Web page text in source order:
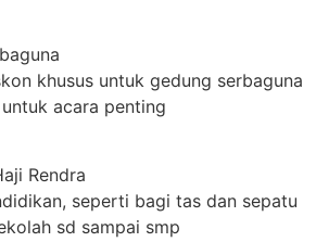
khusus untuk gedung serbaguna
acara penting
Rendra
seperti bagi tas dan sepatu
sd sampai smp